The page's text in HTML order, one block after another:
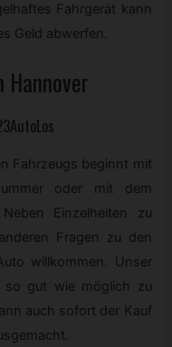
Fahrgerät kann
Geld abwerfen.
Fahrzeugs beginnt mit
oder mit dem
Einzelheiten zu
Fragen zu den
willkommen. Unser
so gut wie möglich zu
auch sofort der Kauf